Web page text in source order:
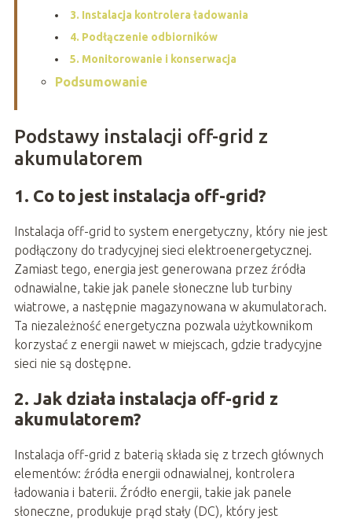
3. Instalacja kontrolera ładowania
4. Podłączenie odbiorników
5. Monitorowanie i konserwacja
Podsumowanie
Podstawy instalacji off-grid z
akumulatorem
1. Co to jest instalacja off-grid?
Instalacja off-grid to system energetyczny, który nie jest
podłączony do tradycyjnej sieci elektroenergetycznej.
Zamiast tego, energia jest generowana przez źródła
odnawialne, takie jak panele słoneczne lub turbiny
wiatrowe, a następnie magazynowana w akumulatorach.
Ta niezależność energetyczna pozwala użytkownikom
korzystać z energii nawet w miejscach, gdzie tradycyjne
sieci nie są dostępne.
2. Jak działa instalacja off-grid z
akumulatorem?
Instalacja off-grid z baterią składa się z trzech głównych
elementów: źródła energii odnawialnej, kontrolera
ładowania i baterii. Źródło energii, takie jak panele
słoneczne, produkuje prąd stały (DC), który jest